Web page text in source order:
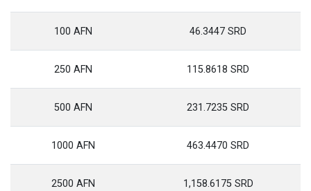
100 AFN 46.3447 SRD
250 AFN 115.8618 SRD
500 AFN 231.7235 SRD
1000 AFN 463.4470 SRD
2500 AFN 1,158.6175 SRD